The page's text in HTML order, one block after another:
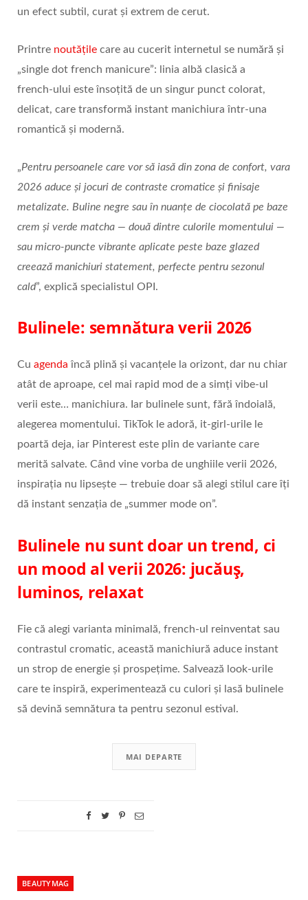
un efect subtil, curat și extrem de cerut.
Printre noutățile care au cucerit internetul se numără și
„single dot french manicure”: linia albă clasică a
french‑ului este însoțită de un singur punct colorat,
delicat, care transformă instant manichiura într‑una
romantică și modernă.
„Pentru persoanele care vor să iasă din zona de confort, vara
2026 aduce și jocuri de contraste cromatice și finisaje
metalizate. Buline negre sau în nuanțe de ciocolată pe baze
crem și verde matcha — două dintre culorile momentului —
sau micro‑puncte vibrante aplicate peste baze glazed
creează manichiuri statement, perfecte pentru sezonul
cald”, explică specialistul OPI.
Bulinele: semnătura verii 2026
Cu agenda încă plină și vacanțele la orizont, dar nu chiar
atât de aproape, cel mai rapid mod de a simți vibe‑ul
verii este… manichiura. Iar bulinele sunt, fără îndoială,
alegerea momentului. TikTok le adoră, it‑girl‑urile le
poartă deja, iar Pinterest este plin de variante care
merită salvate. Când vine vorba de unghiile verii 2026,
inspirația nu lipsește — trebuie doar să alegi stilul care îți
dă instant senzația de „summer mode on”.
Bulinele nu sunt doar un trend, ci
un mood al verii 2026: jucăuș,
luminos, relaxat
Fie că alegi varianta minimală, french-ul reinventat sau
contrastul cromatic, această manichiură aduce instant
un strop de energie și prospețime. Salvează look-urile
care te inspiră, experimentează cu culori și lasă bulinele
să devină semnătura ta pentru sezonul estival.
MAI DEPARTE
BEAUTYMAG